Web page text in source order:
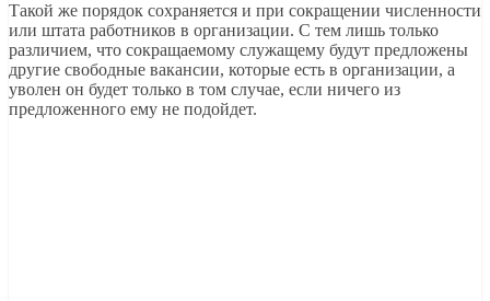
Такой же порядок сохраняется и при сокращении численности
или штата работников в организации. С тем лишь только
различием, что сокращаемому служащему будут предложены
другие свободные вакансии, которые есть в организации, а
уволен он будет только в том случае, если ничего из
предложенного ему не подойдет.